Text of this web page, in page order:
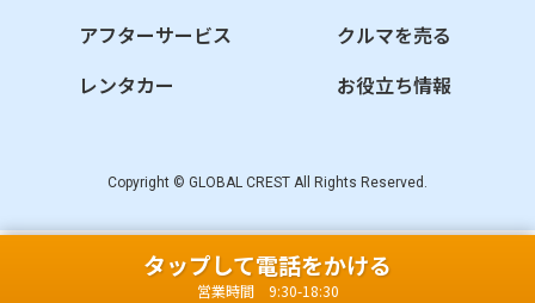
アフターサービス
クルマを売る
レンタカー
お役立ち情報
Copyright © GLOBAL CREST All Rights Reserved.
タップして電話をかける
営業時間 9:30-18:30